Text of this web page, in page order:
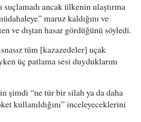
suçlamadı ancak ülkenin ulaştırma
maruz kaldığını ve
ve dıştan hasar gördüğünü söyledi.
tüm [kazazedeler] uçak
üç patlama sesi duyduklarını
şimdi “ne tür bir silah ya da daha
kullanıldığını” inceleyeceklerini